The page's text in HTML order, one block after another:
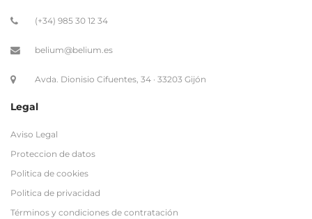
(+34) 985 30 12 34
belium@belium.es
Avda. Dionisio Cifuentes, 34 · 33203 Gijón
Legal
Aviso Legal
Proteccion de datos
Politica de cookies
Politica de privacidad
Términos y condiciones de contratación